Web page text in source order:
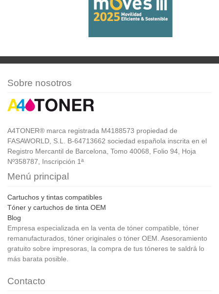
Sobre nosotros
A4TONER® marca registrada M4188573 propiedad de
FASAWORLD, S.L. B-64713662 sociedad española inscrita en el
Registro Mercantil de Barcelona, Tomo 40068, Folio 94, Hoja
Nº358787, Inscripción 1ª
Menú principal
Cartuchos y tintas compatibles
Tóner y cartuchos de tinta OEM
Blog
Empresa especializada en la venta de tóner compatible, tóner
remanufacturados, tóner originales o tóner OEM. Asesoramiento
gratuito sobre impresoras, la compra de tus tóneres te saldrá lo
más barata posible.
Contacto